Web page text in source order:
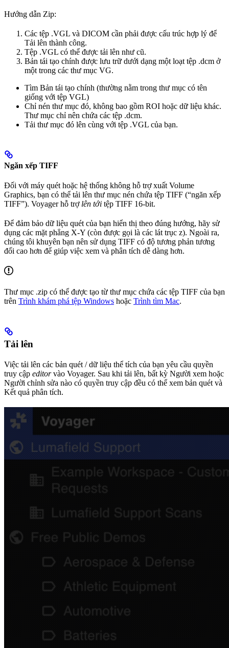
Hướng dẫn Zip:
Các tệp .VGL và DICOM cần phải được cấu trúc hợp lý để
Tải lên thành công.
Tệp .VGL có thể được tải lên như cũ.
Bản tái tạo chính được lưu trữ dưới dạng một loạt tệp .dcm ở
một trong các thư mục VG.
Tìm Bản tái tạo chính (thường nằm trong thư mục có tên
giống với tệp VGL)
Chỉ nén thư mục đó, không bao gồm ROI hoặc dữ liệu khác.
Thư mục chỉ nên chứa các tệp .dcm.
Tải thư mục đó lên cùng với tệp .VGL của bạn.
Ngăn xếp TIFF
Đối với máy quét hoặc hệ thống không hỗ trợ xuất Volume
Graphics, bạn có thể tải lên thư mục nén chứa tệp TIFF (“ngăn xếp
TIFF”). Voyager hỗ trợ lên tới tệp TIFF 16-bit.
Để đảm bảo dữ liệu quét của bạn hiển thị theo đúng hướng, hãy sử
dụng các mặt phẳng X-Y (còn được gọi là các lát trục z). Ngoài ra,
chúng tôi khuyên bạn nên sử dụng TIFF có độ tương phản tương
đối cao hơn để giúp việc xem và phân tích dễ dàng hơn.
Thư mục .zip có thể được tạo từ thư mục chứa các tệp TIFF của bạn
trên Trình khám phá tệp Windows hoặc Trình tìm Mac.
Tải lên
Việc tải lên các bản quét / dữ liệu thể tích của bạn yêu cầu quyền
truy cập editorvào Voyager. Sau khi tải lên, bất kỳ Người xem hoặc
Người chỉnh sửa nào có quyền truy cập đều có thể xem bản quét và
Kết quả phân tích.